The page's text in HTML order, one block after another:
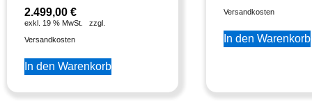
2.499,00 €
exkl. 19 % MwSt.
zzgl.
Versandkosten
In den Warenkorb
Versandkosten
In den Warenkorb